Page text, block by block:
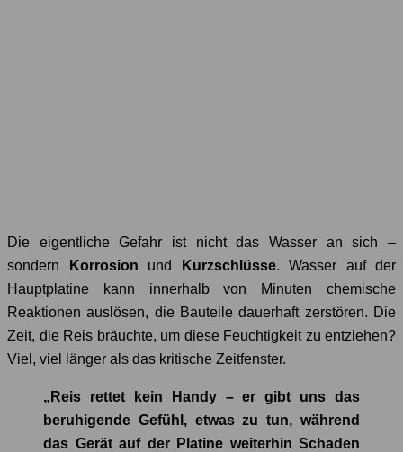
Die eigentliche Gefahr ist nicht das Wasser an sich –
sondern
Korrosion und Kurzschlüsse. Wasser auf der
Hauptplatine kann innerhalb von Minuten chemische
Reaktionen auslösen, die Bauteile dauerhaft zerstören. Die
Zeit, die Reis bräuchte, um diese Feuchtigkeit zu entziehen?
Viel, viel länger als das kritische Zeitfenster.
„Reis rettet kein Handy – er gibt uns das
beruhigende Gefühl, etwas zu tun, während
das Gerät auf der Platine weiterhin Schaden